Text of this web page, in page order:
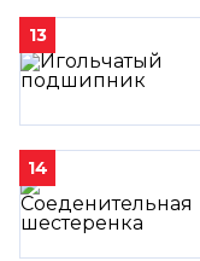
13
14